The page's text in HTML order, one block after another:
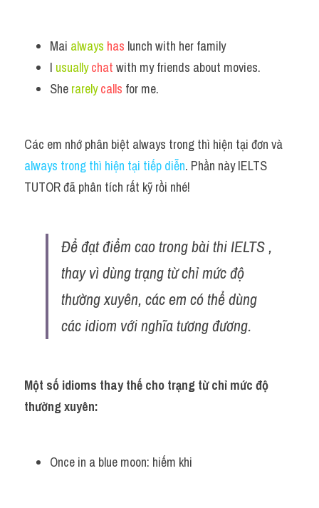
Mai always has lunch with her family
I usually chat with my friends about movies.
She rarely calls for me.
always trong thì hiện tại tiếp diễn. Phần này IELTS
TUTOR đã phân tích rất kỹ rồi nhé!
Để đạt điểm cao trong bài thi IELTS ,
thay vì dùng trạng từ chỉ mức độ
thường xuyên, các em có thể dùng
các idiom với nghĩa tương đương.
Một số idioms thay thế cho trạng từ chỉ mức độ
thường xuyên:
Once in a blue moon: hiếm khi